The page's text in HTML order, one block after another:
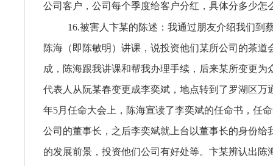
公司客户，公司每个季度给客户分红，具体分多少怎
16.被害人卞某的陈述：我通过朋友介绍我们到
陈海（即陈敏明）讲课，说投资他们某所公司的茶道
成，陈海跟我讲课和帮我办理手续，后来某所变更为
代表人从阮某春变更成李奕斌，地点转到了罗湖区万
年5月任命大会上，陈海宣读了李奕斌的任命书，任
公司的董事长，之后李奕斌就上台以董事长的身份给
的发展前景，投资他们公司有好处等。卞某辨认出陈